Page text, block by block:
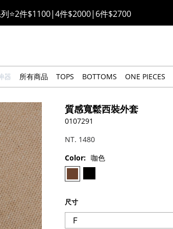
💫 2件$1100 | 4件$2000 | 6件$2700
館88折(特價品除外/於結帳顯示)🎉
回饋價🎁零修圖系列$399起>
即贈「夏日條紋草編包」👜
莫代爾系列🤍任選兩件$1000
⭐2件$1100|4件$2000|6件$2700
器 所有商品 TOPS BOTTOMS ONE PIECES
質感寬鬆西裝外套
0107291
NT. 1480
Color: 咖色
尺寸